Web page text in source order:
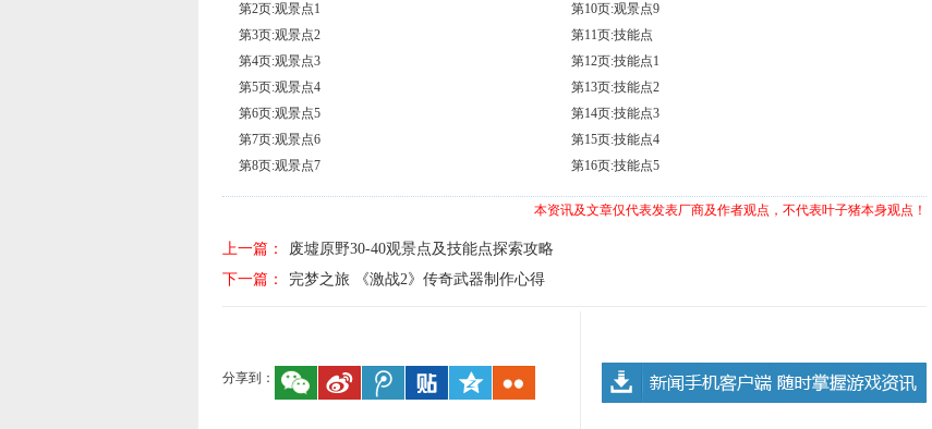
第2页:观景点1
第10页:观景点9
第3页:观景点2
第11页:技能点
第4页:观景点3
第12页:技能点1
第5页:观景点4
第13页:技能点2
第6页:观景点5
第14页:技能点3
第7页:观景点6
第15页:技能点4
第8页:观景点7
第16页:技能点5
本资讯及文章仅代表发表厂商及作者观点，不代表叶子猪本身观点！
上一篇：
废墟原野30-40观景点及技能点探索攻略
下一篇：
完梦之旅 《激战2》传奇武器制作心得
分享到：